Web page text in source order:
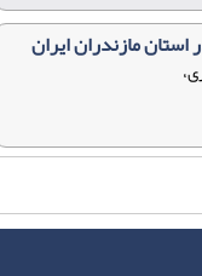
مازندران ایران